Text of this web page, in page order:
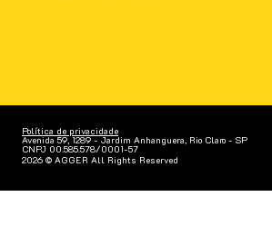
Política de privacidade
Avenida 59, 1289 - Jardim Anhanguera, Rio Claro - SP
CNPJ 00.585.578/0001-57
2026 © AGGER All Rights Reserved